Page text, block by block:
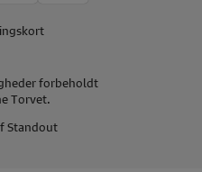
forbeholdt
Torvet.
Standout